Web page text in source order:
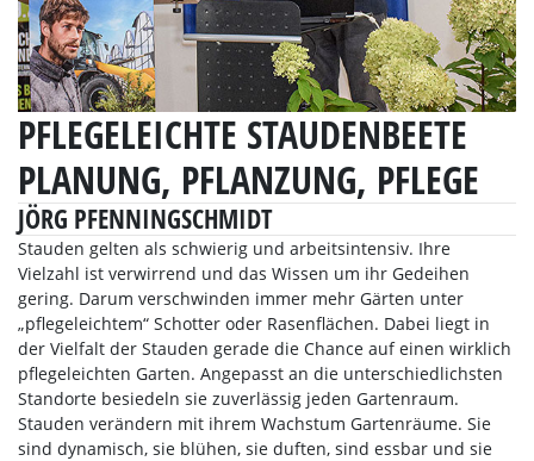
PFLEGELEICHTE STAUDENBEETE
PLANUNG, PFLANZUNG, PFLEGE
JÖRG PFENNINGSCHMIDT
Stauden gelten als schwierig und arbeitsintensiv. Ihre
Vielzahl ist verwirrend und das Wissen um ihr Gedeihen
gering. Darum verschwinden immer mehr Gärten unter
„pflegeleichtem“ Schotter oder Rasenflächen. Dabei liegt in
der Vielfalt der Stauden gerade die Chance auf einen wirklich
pflegeleichten Garten. Angepasst an die unterschiedlichsten
Standorte besiedeln sie zuverlässig jeden Gartenraum.
Stauden verändern mit ihrem Wachstum Gartenräume. Sie
sind dynamisch, sie blühen, sie duften, sind essbar und sie